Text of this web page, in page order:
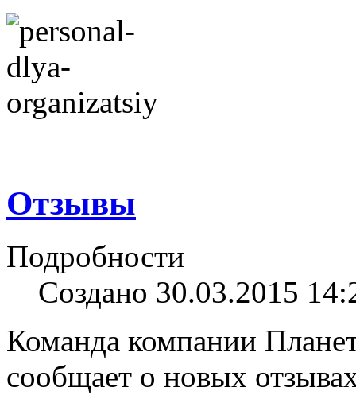
Отзывы
Подробности
Создано 30.03.2015
Команда компании
сообщает о новых